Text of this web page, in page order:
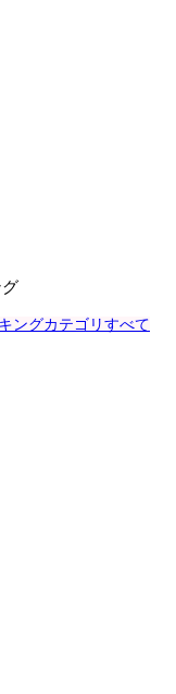
ングカテゴリすべて